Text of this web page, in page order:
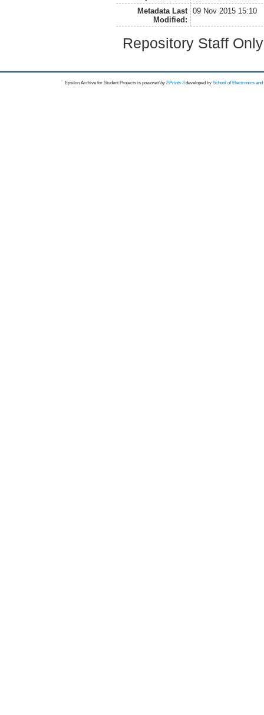
Metadata Last
Modified:
09 Nov 2015 15:10
Repository Staff
Epsilon Archive for Student Projects is powored byEPrints 3 developed by School of Electronics